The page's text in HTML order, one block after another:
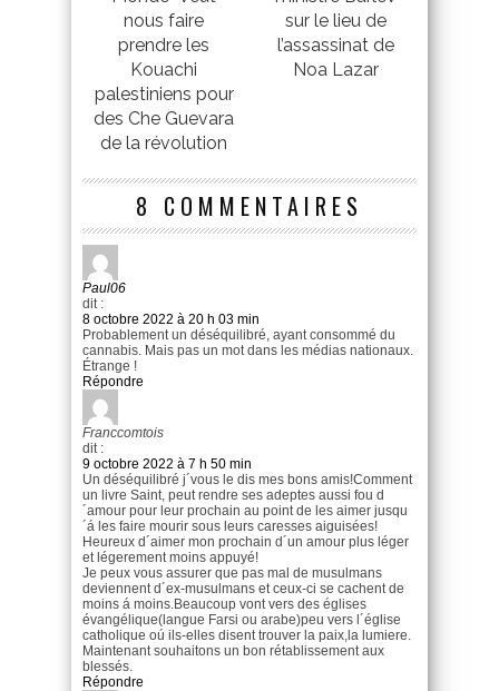
nous faire
prendre les
Kouachi
palestiniens pour
des Che Guevara
de la révolution
sur le lieu de
l’assassinat de
Noa Lazar
8 COMMENTAIRES
Paul06
dit :
8 octobre 2022 à 20 h 03 min
Probablement un déséquilibré, ayant consommé du
cannabis. Mais pas un mot dans les médias nationaux.
Étrange !
Répondre
Franccomtois
dit :
9 octobre 2022 à 7 h 50 min
Un déséquilibré j´vous le dis mes bons amis!Comment
un livre Saint, peut rendre ses adeptes aussi fou d
´amour pour leur prochain au point de les aimer jusqu
´á les faire mourir sous leurs caresses aiguisées!
Heureux d´aimer mon prochain d´un amour plus léger
et légerement moins appuyé!
Je peux vous assurer que pas mal de musulmans
deviennent d´ex-musulmans et ceux-ci se cachent de
moins á moins.Beaucoup vont vers des églises
évangélique(langue Farsi ou arabe)peu vers l´église
catholique oú ils-elles disent trouver la paix,la lumiere.
Maintenant souhaitons un bon rétablissement aux
blessés.
Répondre